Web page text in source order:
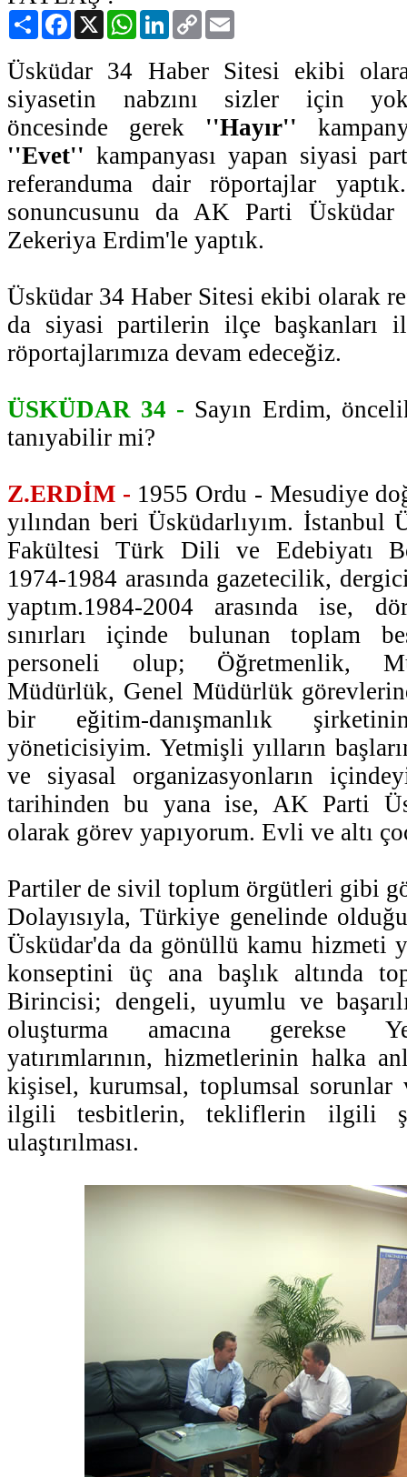
PaylaşFacebook
X WhatsAppLinkedIn
Copy
Link
Üsküdar 34 Haber Sitesi ekibi
siyasetin nabzını sizler için
öncesinde gerek ''Hayır''
''Evet'' kampanyası yapan siyasi
referanduma dair röportajlar
sonuncusunu da AK Parti Üsküdar
Zekeriya Erdim'le yaptık.
Üsküdar 34 Haber Sitesi ekibi olarak
da siyasi partilerin ilçe başkanları
röportajlarımıza devam edeceğiz.
ÜSKÜDAR 34 - Sayın Erdim,
tanıyabilir mi?
Z.ERDİM - 1955 Ordu - Mesudiye
yılından beri Üsküdarlıyım. İstanbul
Fakültesi Türk Dili ve Edebiyatı
1974-1984 arasında gazetecilik,
yaptım.1984-2004 arasında ise,
sınırları içinde bulunan toplam
personeli olup; Öğretmenlik,
Müdürlük, Genel Müdürlük
bir eğitim-danışmanlık
yöneticisiyim. Yetmişli yılların
ve siyasal organizasyonların
tarihinden bu yana ise, AK Parti
olarak görev yapıyorum. Evli ve altı
Partiler de sivil toplum örgütleri gibi
Dolayısıyla, Türkiye genelinde
Üsküdar'da da gönüllü kamu hizmeti
konseptini üç ana başlık altında
Birincisi; dengeli, uyumlu ve
oluşturma amacına gerekse
yatırımlarının, hizmetlerinin halka
kişisel, kurumsal, toplumsal sorunlar
ilgili tesbitlerin, tekliflerin ilgili
ulaştırılması.